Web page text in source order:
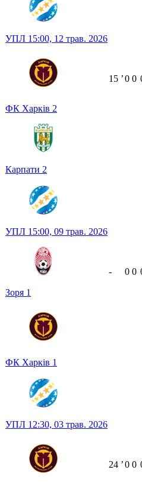
УПЛ 15:00, 12 трав. 2026
ФК Харків 2
Карпати 2
15 ʼ0 0
УПЛ 15:00, 09 трав. 2026
Зоря 1
ФК Харків 1
- 0 0
УПЛ 12:30, 03 трав. 2026
24 ʼ0 0